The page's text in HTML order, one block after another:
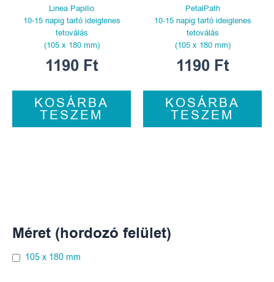
Méret (hordozó felület)
105 x 180 mm
Linea Papilio
10-15 napig tartó ideiglenes
tetoválás
(105 x 180 mm)
1190 Ft
KOSÁRBA
TESZEM
PetalPath
10-15 napig tartó ideiglenes
tetoválás
(105 x 180 mm)
1190 Ft
KOSÁRBA
TESZEM